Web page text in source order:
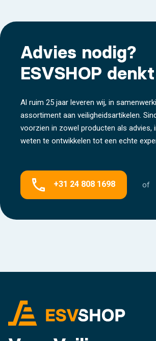
Advies nodig?
ESVSHOP
Al ruim 25 jaar leveren wij, in
assortiment aan veiligheidsartikelen.
voorzien in zowel producten als advies,
weten te ontwikkelen tot een echte
+31 24 808 1698 of